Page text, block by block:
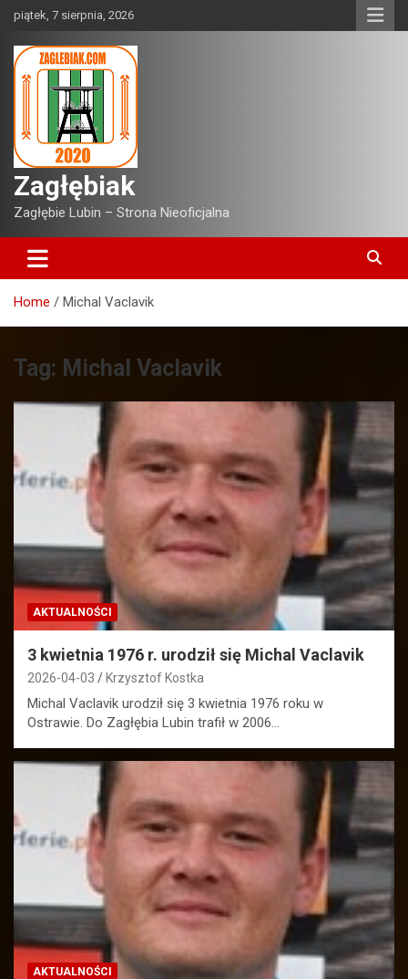
Skip
content
piątek, 7 sierpnia, 2026
Zagłębiak
Zagłębie Lubin – Strona Nieoficjalna
Home Michal Vaclavik
Tag: Michal Vaclavik
AKTUALNOŚCI
3 kwietnia 1976 r. urodził się Michal Vaclavik
2026-04-03 Krzysztof Kostka
Michal Vaclavik urodził się 3 kwietnia 1976 roku w
Ostrawie. Do Zagłębia Lubin trafił w 2006…
AKTUALNOŚCI